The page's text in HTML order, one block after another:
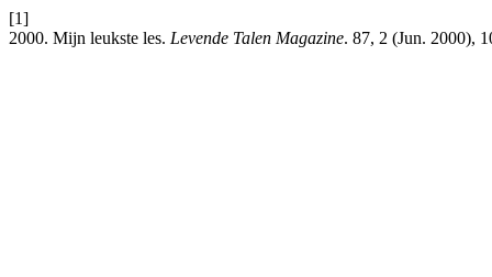
[1]
2000. Mijn leukste les. Levende Talen Magazine. 87, 2 (Jun. 2000),